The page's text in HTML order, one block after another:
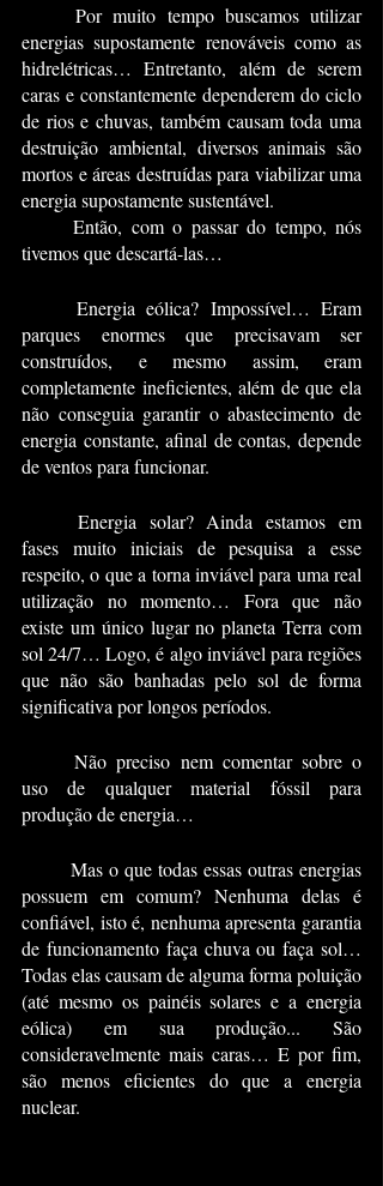
	Por muito tempo buscamos utilizar
energias supostamente renováveis como as
hidrelétricas… Entretanto, além de serem
caras e constantemente dependerem do ciclo
de rios e chuvas, também causam toda uma
destruição ambiental, diversos animais são
mortos e áreas destruídas para viabilizar uma
energia supostamente sustentável.
	Então, com o passar do tempo, nós
tivemos que descartá-las…
parques enormes que precisavam ser
construídos, e mesmo assim, eram
completamente ineficientes, além de que ela
não conseguia garantir o abastecimento de
energia constante, afinal de contas, depende
de ventos para funcionar.
fases muito iniciais de pesquisa a esse
respeito, o que a torna inviável para uma real
utilização no momento… Fora que não
existe um único lugar no planeta Terra com
sol 24/7… Logo, é algo inviável para regiões
que não são banhadas pelo sol de forma
significativa por longos períodos.
	Não preciso nem comentar sobre o
uso de qualquer material fóssil para
produção de energia…
possuem em comum? Nenhuma delas é
confiável, isto é, nenhuma apresenta garantia
de funcionamento faça chuva ou faça sol…
Todas elas causam de alguma forma poluição
(até mesmo os painéis solares e a energia
eólica) em sua produção... São
consideravelmente mais caras… E por fim,
são menos eficientes do que a energia
nuclear.